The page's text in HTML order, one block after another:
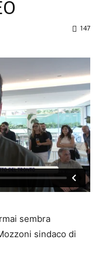
147
sembra
sindaco di